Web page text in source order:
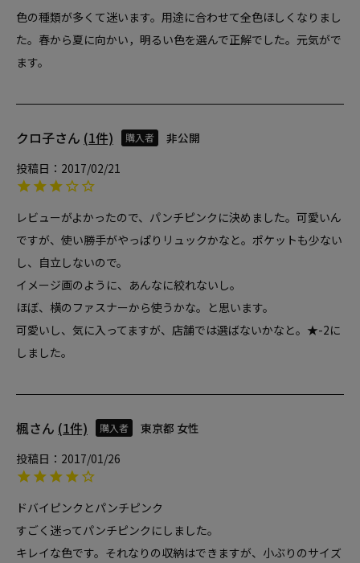
色の種類が多くて迷います。用途に合わせて全色ほしくなりまし
た。春から夏に向かい，明るい色を選んで正解でした。元気がで
ます。
クロ子 1 購入者
非公開
投稿日
2017/02/21
レビューがよかったので、パンチピンクに決めました。可愛いん
ですが、使い勝手がやっぱりリュックかなと。ポケットも少ない
し、自立しないので。
イメージ画のように、あんなに絞れないし。
ほぼ、横のファスナーから使うかな。と思います。
可愛いし、気に入ってますが、店舗では選ばないかなと。★-2に
楓 1 購入者 東京都 女性
投稿日
2017/01/26
ドバイピンクとパンチピンク
すごく迷ってパンチピンクにしました。
キレイな色です。それなりの収納はできますが、小ぶりのサイズ